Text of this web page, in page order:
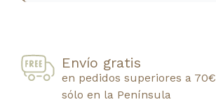
Envío gratis
en pedidos superiores a 70€
sólo en la Península